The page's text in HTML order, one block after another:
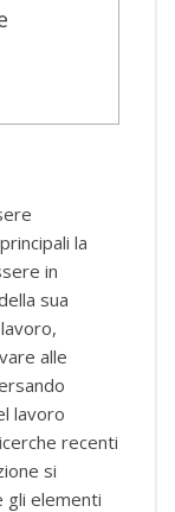
la
in
sua
alle
lavoro
recenti
si
gli elementi